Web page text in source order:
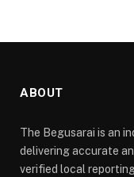
ABOUT
The Begusarai is an
delivering accurate
verified local